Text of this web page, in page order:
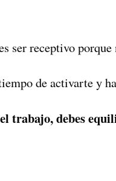
ser receptivo
de activarte y
trabajo, debes